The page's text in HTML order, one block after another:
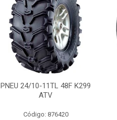
PNEU 24/10-11TL 48F K299
ATV
Código: 876420